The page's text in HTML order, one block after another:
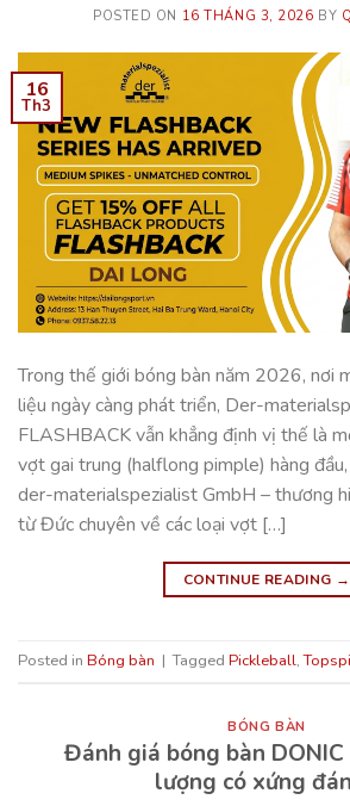
POSTED ON 16 THÁNG 3, 2026 BY
16
Th3
Trong thế giới bóng bàn năm 2026, nơi
liệu ngày càng phát triển, Der-
FLASHBACK vẫn khẳng định vị thế là
vợt gai trung (halflong pimple) hàng
der-materialspezialist GmbH – thương
từ Đức chuyên về các loại vợt […]
CONTINUE READING →
Posted in Bóng bàn | Tagged Pickleball,
BÓNG BÀN
Đánh giá bóng bàn
lượng có xứng